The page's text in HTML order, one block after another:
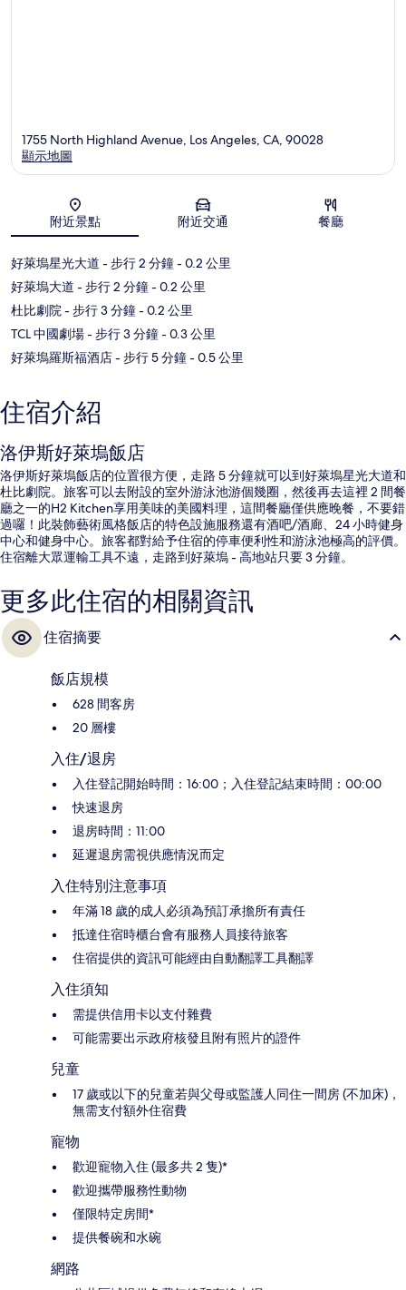
地圖
1755 North Highland Avenue, Los Angeles, CA, 90028
顯示地圖
附近景點 附近交通 餐廳
好萊塢星光大道 - 步行 2 分鐘- 0.2 公里
好萊塢大道 - 步行 2 分鐘- 0.2 公里
杜比劇院- 步行 3 分鐘- 0.2 公里
TCL 中國劇場- 步行 3 分鐘- 0.3 公里
好萊塢羅斯福酒店- 步行 5 分鐘- 0.5 公里
住宿介紹
洛伊斯好萊塢飯店
洛伊斯好萊塢飯店的位置很方便，走路 5 分鐘就可以到好萊塢星光大道和
杜比劇院。旅客可以去附設的室外游泳池游個幾圈，然後再去這裡 2 間餐
廳之一的H2 Kitchen享用美味的美國料理，這間餐廳僅供應晚餐，不要錯
過囉！此裝飾藝術風格飯店的特色設施服務還有酒吧/酒廊、24 小時健身
中心和健身中心。旅客都對給予住宿的停車便利性和游泳池極高的評價。
住宿離大眾運輸工具不遠，走路到好萊塢 - 高地站只要 3 分鐘。
更多此住宿的相關資訊
住宿摘要
飯店規模
628 間客房
20 層樓
入住/退房
入住登記開始時間：16:00；入住登記結束時間：00:00
快速退房
退房時間：11:00
延遲退房需視供應情況而定
入住特別注意事項
年滿 18 歲的成人必須為預訂承擔所有責任
抵達住宿時櫃台會有服務人員接待旅客
住宿提供的資訊可能經由自動翻譯工具翻譯
入住須知
需提供信用卡以支付雜費
可能需要出示政府核發且附有照片的證件
兒童
17 歲或以下的兒童若與父母或監護人同住一間房 (不加床)，
無需支付額外住宿費
寵物
歡迎寵物入住 (最多共 2 隻)*
歡迎攜帶服務性動物
僅限特定房間*
提供餐碗和水碗
網路